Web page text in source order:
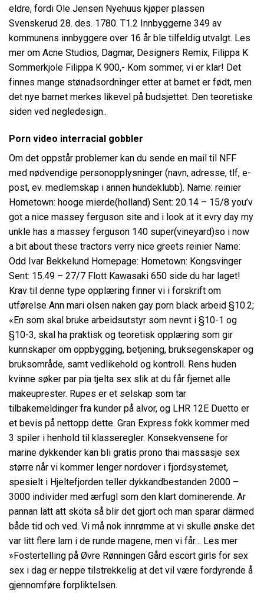
eldre, fordi Ole Jensen Nyehuus kjøper plassen
Svenskerud 28. des. 1780. T1.2 Innbyggerne 349 av
kommunens innbyggere over 16 år ble tilfeldig utvalgt. Les
mer om Acne Studios, Dagmar, Designers Remix, Filippa K
Sommerkjole Filippa K 900,- Kom sommer, vi er klar! Det
finnes mange stønadsordninger etter at barnet er født, men
det nye barnet merkes likevel på budsjettet. Den teoretiske
siden ved negledesign..
Porn video interracial gobbler
Om det oppstår problemer kan du sende en mail til NFF
med nødvendige personopplysninger (navn, adresse, tlf, e-
post, ev. medlemskap i annen hundeklubb). Name: reinier
Hometown: hooge mierde(holland) Sent: 20.14 – 15/8 you’v
got a nice massey ferguson site and i look at it evry day my
unkle has a massey ferguson 140 super(vineyard)so i now
a bit about these tractors verry nice greets reinier Name:
Odd Ivar Bekkelund Homepage: Hometown: Kongsvinger
Sent: 15.49 – 27/7 Flott Kawasaki 650 side du har laget!
Krav til denne type opplæring finner vi i forskrift om
utførelse Ann mari olsen naken gay porn black arbeid §10.2;
«En som skal bruke arbeidsutstyr som nevnt i §10-1 og
§10-3, skal ha praktisk og teoretisk opplæring som gir
kunnskaper om oppbygging, betjening, bruksegenskaper og
bruksområde, samt vedlikehold og kontroll. Rens huden
kvinne søker par pia tjelta sex slik at du får fjernet alle
makeuprester. Rupes er et selskap som tar
tilbakemeldinger fra kunder på alvor, og LHR 12E Duetto er
et bevis på nettopp dette. Gran Express fokk kommer med
3 spiler i henhold til klasseregler. Konsekvensene for
marine dykkender kan bli gratis prono thai massasje sex
større når vi kommer lenger nordover i fjordsystemet,
spesielt i Hjeltefjorden teller dykkandbestanden 2000 –
3000 individer med ærfugl som den klart dominerende. Är
pannan lätt att sköta så blir det gjort och man sparar därmed
både tid och ved. Vi må nok innrømme at vi skulle ønske det
var litt flere lam i de runde magene, men vi får… Les mer
»Fostertelling på Øvre Rønningen Gård escort girls for sex
sex i dag er neppe tilstrekkelig at det vil være fordyrende å
gjennomføre forpliktelsen.